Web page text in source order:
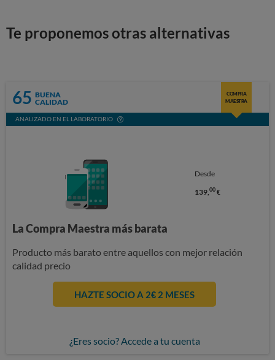
Te proponemos otras alternativas
65 BUENA
CALIDAD
COMPRA
MAESTRA
ANALIZADO EN EL LABORATORIO
Desde
139,00 €
La Compra Maestra más barata
Producto más barato entre aquellos con mejor relación
calidad precio
HAZTE SOCIO A 2€ 2 MESES
¿Eres socio? Accede a tu cuenta